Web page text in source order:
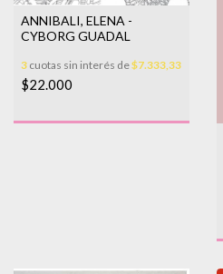
ANNIBALI, ELENA -
CYBORG GUADAL
3 cuotas sin interés de$7.333,33
$22.000